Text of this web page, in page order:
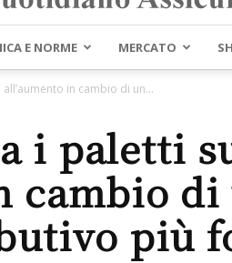
Assinews.it
E NORME MERCATO
in cambio di un...
i paletti
cambio
più